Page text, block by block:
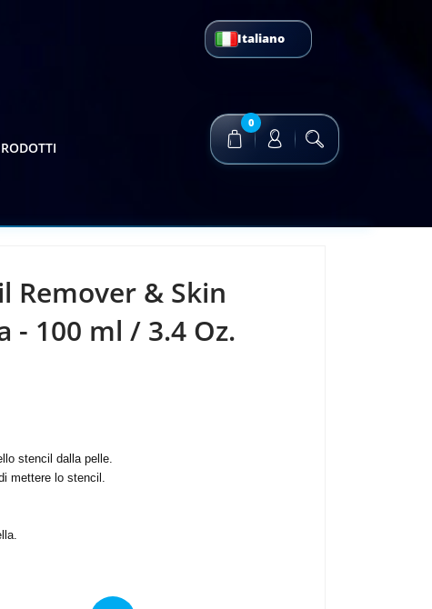
Italiano
0
Remover & Skin
- 100 ml / 3.4 Oz.
stencil dalla pelle.
mettere lo stencil.